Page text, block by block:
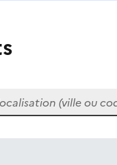
(ville ou